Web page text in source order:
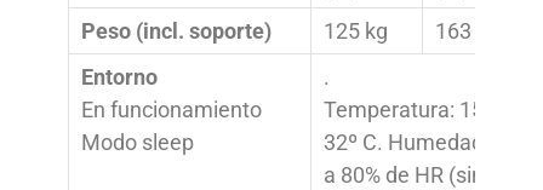
Peso (incl. soporte)
125 kg
163 kg
Entorno
En funcionamiento
Modo sleep
.
Temperatura: 15º a
32º C. Humedad: 20
a 80% de HR (sin